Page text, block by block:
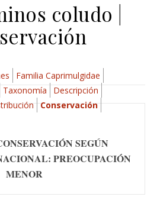
coludo |
Familia Caprimulgidae
Taxonomía
Descripción
Conservación
SEGÚN
PREOCUPACIÓN
MENOR